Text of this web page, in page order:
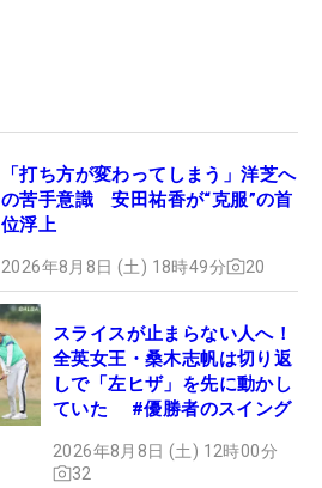
「打ち方が変わってしまう」洋芝へ
の苦手意識 安田祐香が“克服”の首
位浮上
2026年8月8日 (土) 18時49分 20
スライスが止まらない人へ！
全英女王・桑木志帆は切り返
しで「左ヒザ」を先に動かし
ていた #優勝者のスイング
2026年8月8日 (土) 12時00分
32